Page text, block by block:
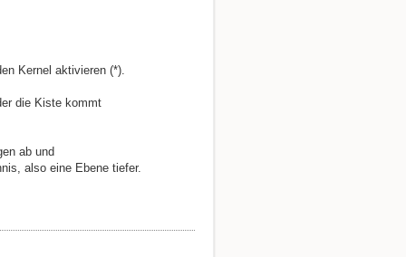
Kernel aktivieren (*).
die Kiste kommt
ab und
also eine Ebene tiefer.